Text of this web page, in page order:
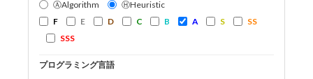
ⒶAlgorithm
ⒽHeuristic
F
E D C B A S
SS
SSS
プログラミング言語